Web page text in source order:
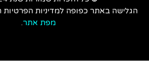
הגלישה באתר כפופה למדיניות
מפת אתר.